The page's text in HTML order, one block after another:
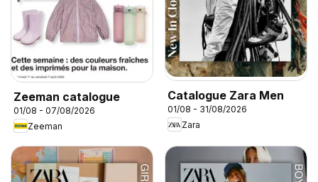
Zeeman catalogue
01/08 - 07/08/2026
Zeeman
Catalogue Zara Men
01/08 - 31/08/2026
Zara